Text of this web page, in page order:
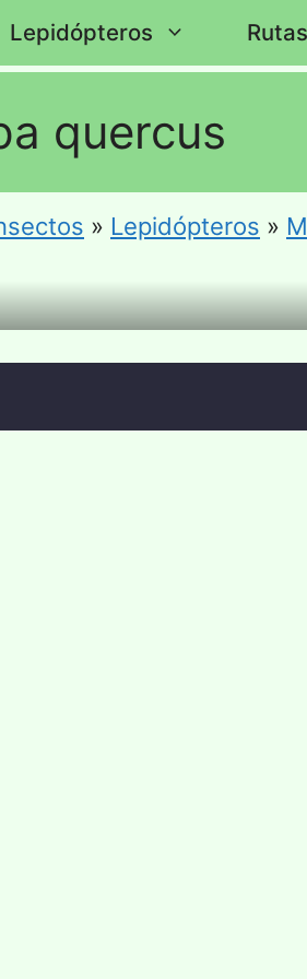
Lepidópteros
quercus
» Lepidópteros »